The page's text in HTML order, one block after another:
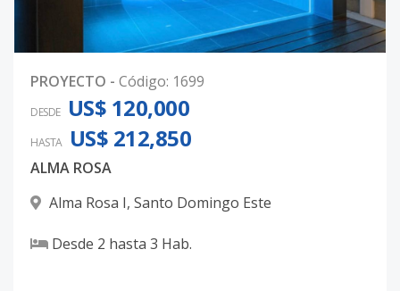
PROYECTO - Código: 1699
DESDE US$ 120,000
HASTA US$ 212,850
ALMA ROSA
Alma Rosa I, Santo Domingo Este
Desde 2 hasta 3 Hab.